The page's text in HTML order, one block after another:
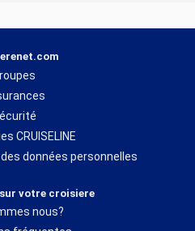
CRUISELINE
données personnelles
votre croisiere
nous?